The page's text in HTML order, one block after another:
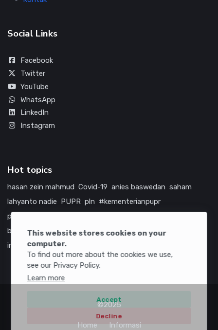
This website stores cookies on your
computer.
To find out more about the cookies we use,
see our Privacy Policy.
Learn more
Accept
Decline
Social Links
Facebook
Twitter
YouTube
WhatsApp
LinkedIn
Instagram
Hot topics
hasan zein mahmud Covid-19 anies baswedan saham
lahyanto nadie PUPR pln #kementerianpupr
prabowo subianto
bumn
jasa marga jtts tol china amerika serikat
infrastruktur
©2025
Home Informasi